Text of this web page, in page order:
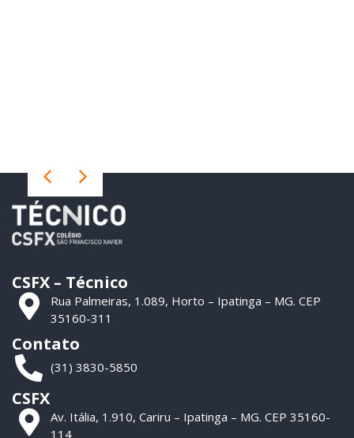
CSFX – Técnico
Rua Palmeiras, 1.089, Horto – Ipatinga – MG. CEP
35160-311
Contato
(31) 3830-5850
CSFX
Av. Itália, 1.910, Cariru – Ipatinga – MG. CEP 35160-
114